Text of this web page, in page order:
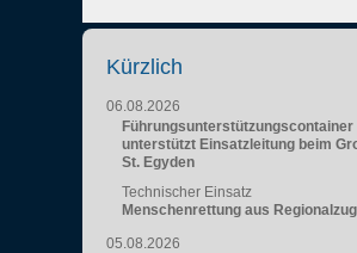
Kürzlich
06.08.2026
Führungsunterstützungscontainer
unterstützt Einsatzleitung beim
St. Egyden
Technischer Einsatz
Menschenrettung aus Regionalzug
05.08.2026